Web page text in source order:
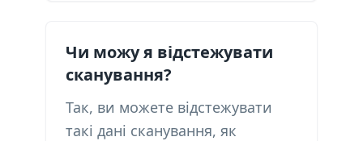
Чи можу я відстежувати
сканування?
Так, ви можете відстежувати
такі дані сканування, як